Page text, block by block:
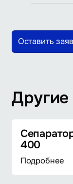
Оставить
400
Подробнее